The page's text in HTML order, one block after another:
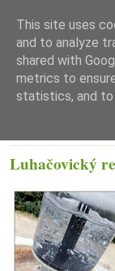
Luhačovický
This site uses
and to analyze
shared with
metrics to
statistics, and to